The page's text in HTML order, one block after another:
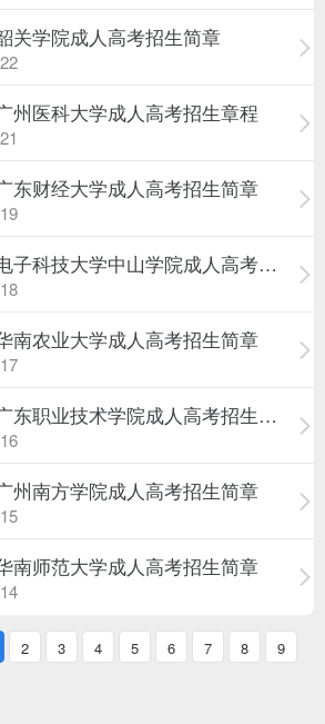
关学院成人高考招生简章
州医科大学成人高考招生章程
东财经大学成人高考招生简章
2025年电子科技大学中山学院成人高考招...
南农业大学成人高考招生简章
2025年广东职业技术学院成人高考招生简章
州南方学院成人高考招生简章
南师范大学成人高考招生简章
2 3 4 5 6 7 8
9